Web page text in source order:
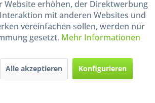
mit BIO-Weinen
DE-ÖKO-009
Website erhöhen, der Direktwerbung
mit anderen Websites und
vereinfachen sollen, werden nur
gesetzt. Mehr Informationen
Alle akzeptieren Konfigurieren